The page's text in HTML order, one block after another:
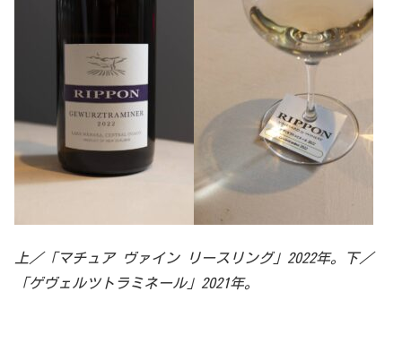
上／「マチュア ヴァイン リースリング」2022年。下／
「ゲヴェルツトラミネール」2021年。